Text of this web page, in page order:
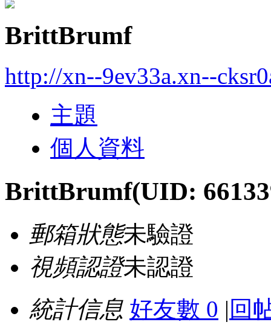
BrittBrumf
http://xn--9ev33a.xn--
主題
個人資料
BrittBrumf(UID:
郵箱狀態未驗證
視頻認證未認證
統計信息 好友數 0 | 回